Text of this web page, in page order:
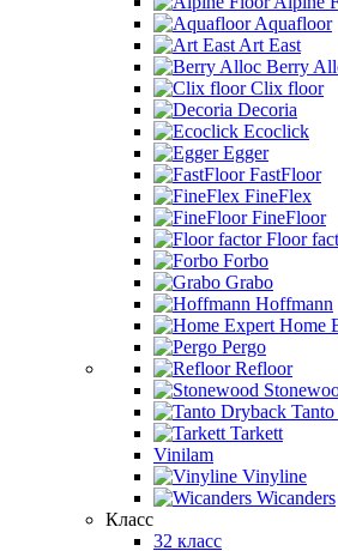
Aquafloor
Art East
Berry
Clix floor
Decoria
Ecoclick
Egger
FastFloor
FineFlex
FineFloor
Floor
Forbo
Grabo
Hoffmann
Home
Pergo
Refloor
Tarkett
Vinilam
Vinyline
Wicanders
Класс
32 класс